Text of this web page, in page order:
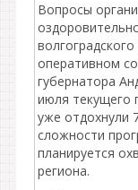
Вопросы
оперативном
губернатора
июля текущего
уже отдохнули
сложности
планируется
региона.